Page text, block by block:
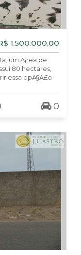
1.500.000,00
um A¡rea de
80 hectares,
essa opA§A£o
0